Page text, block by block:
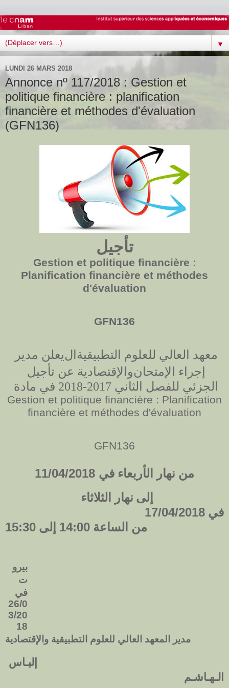
▼
LUNDI 26 MARS 2018
Annonce nº 117/2018 : Gestion et
politique financière : planification
financière et méthodes d'évaluation
(GFN136)
تأجيل
Gestion et politique financière :
Planification financière et méthodes
d'évaluation
GFN136
يعلن مديرالمعهد العالي للعلوم التطبيقية
والإقتصادية عن تأجيلإجراء الإمتحان
الجزئي للفصل الثاني 2017-2018 في مادة
Gestion et politique financière : Planification
financière et méthodes d'évaluation
GFN136
من نهار الأربعاء في
إلى نهار الثلاثاء
في 17/04/2018
من الساعة 14:00 إلى 15:30
بيرو
ت
في
26/0
3/20
18
مدير المعهد العالي للعلوم التطبيقية والإقتصادية
إليـاس
الـهـاشـم